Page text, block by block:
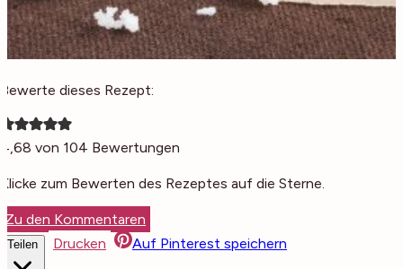
Bewerte dieses Rezept:
4,68 von 104 Bewertungen
Klicke zum Bewerten des Rezeptes auf die Sterne.
Zu den Kommentaren
Teilen Drucken Auf Pinterest speichern